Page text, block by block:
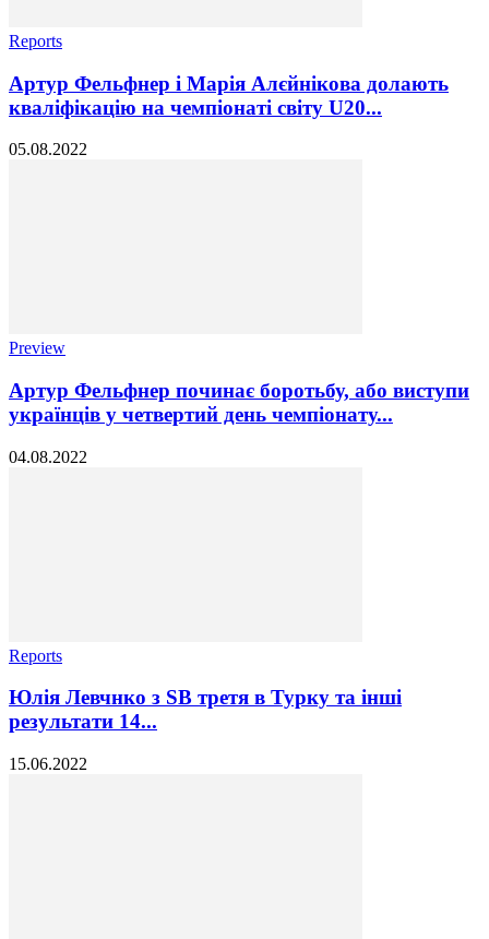
Reports
Артур Фельфнер і Марія Алєйнікова долають
кваліфікацію на чемпіонаті світу U20...
05.08.2022
Preview
Артур Фельфнер починає боротьбу, або виступи
українців у четвертий день чемпіонату...
04.08.2022
Reports
Юлія Левчнко з SB третя в Турку та інші
результати 14...
15.06.2022